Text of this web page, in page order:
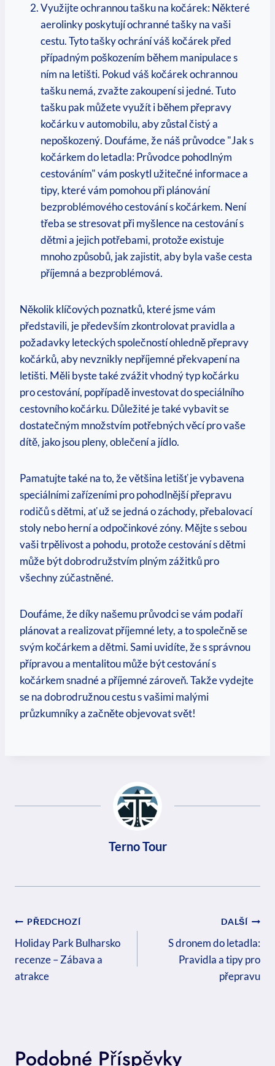
Využijte ochrannou tašku na kočárek: Některé
aerolinky poskytují ochranné tašky na vaši
cestu. Tyto tašky ochrání váš kočárek před
případným poškozením během manipulace s
ním na letišti. Pokud váš kočárek ochrannou
tašku nemá, zvažte zakoupení si jedné. Tuto
tašku pak můžete využít i během přepravy
kočárku v automobilu, aby zůstal čistý a
nepoškozený. Doufáme, že náš průvodce "Jak s
kočárkem do letadla: Průvodce pohodlným
cestováním" vám poskytl užitečné informace a
tipy, které vám pomohou při plánování
bezproblémového cestování s kočárkem. Není
třeba se stresovat při myšlence na cestování s
dětmi a jejich potřebami, protože existuje
mnoho způsobů, jak zajistit, aby byla vaše cesta
příjemná a bezproblémová.
Několik klíčových poznatků, které jsme vám
představili, je především zkontrolovat pravidla a
požadavky leteckých společností ohledně přepravy
kočárků, aby nevznikly nepříjemné překvapení na
letišti. Měli byste také zvážit vhodný typ kočárku
pro cestování, popřípadě investovat do speciálního
cestovního kočárku. Důležité je také vybavit se
dostatečným množstvím potřebných věcí pro vaše
dítě, jako jsou pleny, oblečení a jídlo.
Pamatujte také na to, že většina letišť je vybavena
speciálními zařízeními pro pohodlnější přepravu
rodičů s dětmi, ať už se jedná o záchody, přebalovací
stoly nebo herní a odpočinkové zóny. Mějte s sebou
vaši trpělivost a pohodu, protože cestování s dětmi
může být dobrodružstvím plným zážitků pro
všechny zúčastněné.
Doufáme, že díky našemu průvodci se vám podaří
plánovat a realizovat příjemné lety, a to společně se
svým kočárkem a dětmi. Sami uvidíte, že s správnou
přípravou a mentalitou může být cestování s
kočárkem snadné a příjemné zároveň. Takže vydejte
se na dobrodružnou cestu s vašimi malými
průzkumníky a začněte objevovat svět!
Terno Tour
Navigace
Pro
Příspěvek
PŘEDCHOZÍ
Holiday Park Bulharsko
recenze – Zábava a
atrakce
DALŠÍ
S dronem do letadla:
Pravidla a tipy pro
přepravu
Podobné Příspěvky